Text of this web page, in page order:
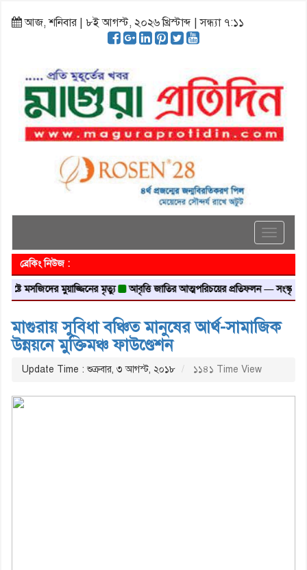
আজ, শনিবার | ৮ই আগস্ট, ২০২৬ খ্রিস্টাব্দ | সন্ধ্যা ৭:১১
Toggle
ব্রেকিং নিউজ :
মুয়াজ্জিনের মৃত্যু আবৃত্তি জাতির আত্মপরিচয়ের প্রতিফলন — সংস্কৃতি মন্ত্রী
মাগুরায় সুবিধা বঞ্চিত মানুষের আর্থ-সামাজিক
উন্নয়নে মুক্তিমঞ্চ ফাউণ্ডেশন
Update Time : শুক্রবার, ৩ আগস্ট, ২০১৮ ১১৪১ Time View